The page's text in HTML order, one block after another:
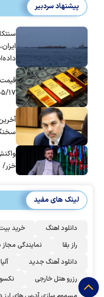
پیشنهاد سردبیر
قیمت
خزر/
لینک های مفید
دانلود اهنگ خرید
راز بقا
نمایندگی
دانلود آهنگ جدید
رزرو هتل خارجی
نکسو